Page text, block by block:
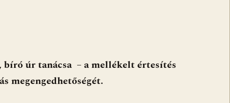
úr tanácsa – a mellékelt értesítés
megengedhetőségét.